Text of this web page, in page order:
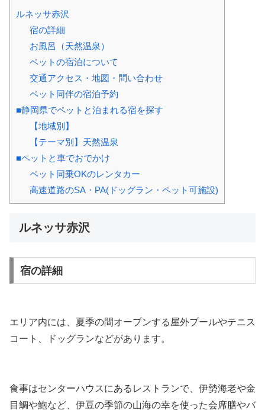
ルネッサ赤沢
宿の詳細
お風呂（天然温泉）
ペットの宿泊について
交通アクセス・地図・問い合わせ
ペット同伴の宿泊予約
■静岡県でペットと泊まれる宿を探す
【地域別】
【テーマ別】天然温泉
■ペットと車でおでかけ
ペット同乗OKのレンタカー
高速道路のSA・PA(ドッグラン・ペット可施設)
ルネッサ赤沢
宿の詳細
エリア内には、夏季の間オープンする屋外プールやテニス
コート、ドッグランなどがあります。
食事はセンターハウスにあるレストランで、伊勢海老や金
目鯛や鮑など、伊豆の季節の山海の幸を使った会席膳やバ